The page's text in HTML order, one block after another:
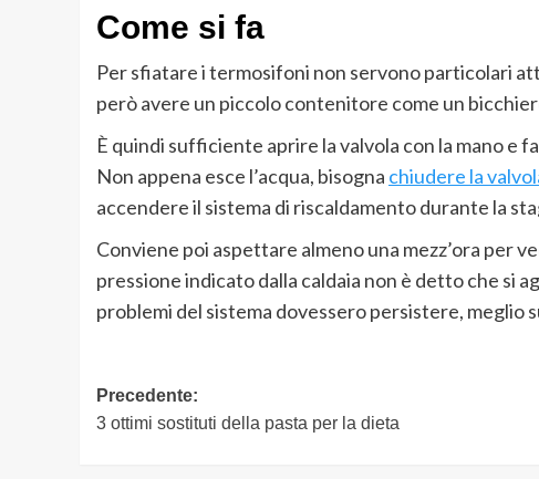
Come si fa
Per sfiatare i termosifoni non servono particolari
però avere un piccolo contenitore come un
È quindi sufficiente aprire la valvola con la mano e
Non appena esce l’acqua, bisogna chiudere la
accendere il sistema di riscaldamento durante la
Conviene poi aspettare almeno una mezz’ora per
pressione indicato dalla caldaia non è detto che si
problemi del sistema dovessero persistere, meglio
Navigazione
articolo
Precedente:
3 ottimi sostituti della pasta per la dieta